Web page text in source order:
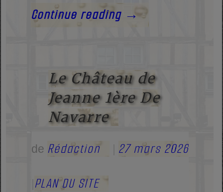
Continue reading →
Le Château de
Jeanne 1ère De
Navarre
de Rédaction 27 mars 2026
PLAN DU SITE